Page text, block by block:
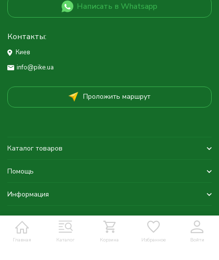
Главная Каталог Корзина Избранное Войти
Написать в Whatsapp
Контакты:
Киев
info@pike.ua
Проложить маршрут
Каталог товаров
Помощь
Информация